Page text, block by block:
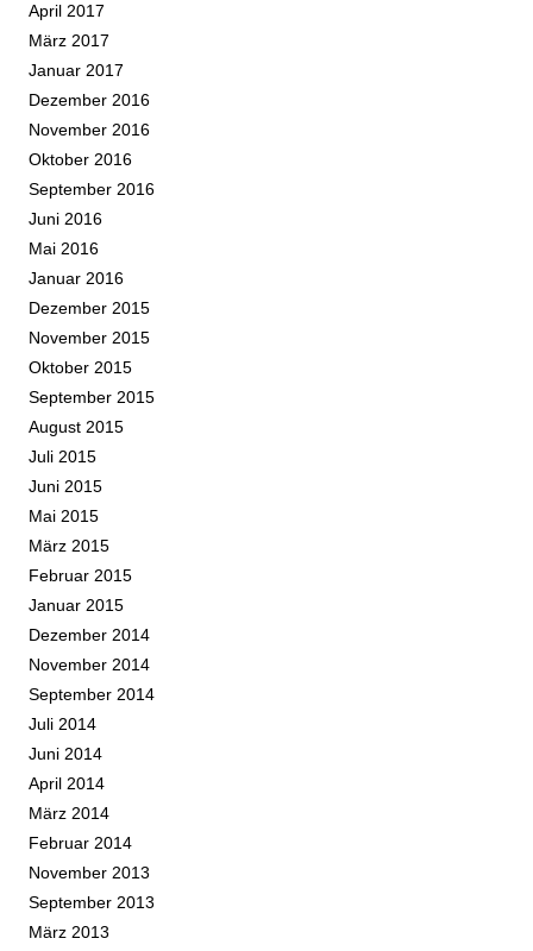
April 2017
März 2017
Januar 2017
Dezember 2016
November 2016
Oktober 2016
September 2016
Juni 2016
Mai 2016
Januar 2016
Dezember 2015
November 2015
Oktober 2015
September 2015
August 2015
Juli 2015
Juni 2015
Mai 2015
März 2015
Februar 2015
Januar 2015
Dezember 2014
November 2014
September 2014
Juli 2014
Juni 2014
April 2014
März 2014
Februar 2014
November 2013
September 2013
März 2013